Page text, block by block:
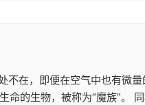
不在，即便在空气中也有
的生物，被称为“魔族”。